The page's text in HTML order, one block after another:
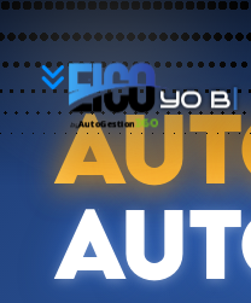
YO
byAutoGestion360